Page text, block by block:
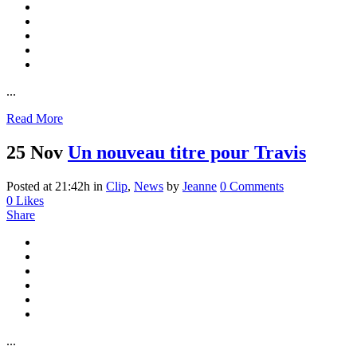
...
Read More
25 Nov Un nouveau titre pour Travis
Posted at 21:42h in Clip, News by Jeanne 0 Comments
0 Likes
Share
...